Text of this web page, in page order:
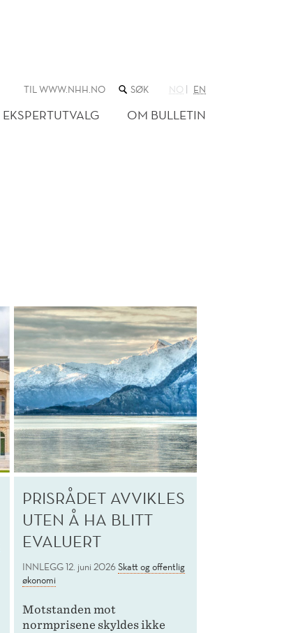
TIL WWW.NHH.NO SØK
NETTSTEDET
NO EN
EKSPERTUTVALG OM BULLETIN
PRISRÅDET AVVIKLES
UTEN Å HA BLITT
EVALUERT
INNLEGG12. juni 2026Skatt og offentlig
økonomi
Motstanden mot
normprisene skyldes ikke